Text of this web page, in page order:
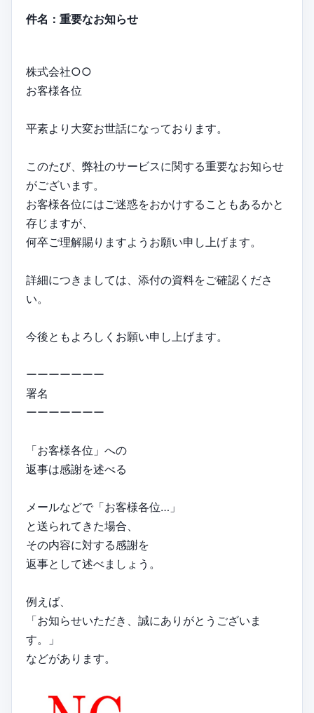
件名：重要なお知らせ
株式会社○○
お客様各位
平素より大変お世話になっております。
このたび、弊社のサービスに関する重要なお知らせ
がございます。
お客様各位にはご迷惑をおかけすることもあるかと
存じますが、
何卒ご理解賜りますようお願い申し上げます。
詳細につきましては、添付の資料をご確認くださ
い。
今後ともよろしくお願い申し上げます。
ーーーーーーー
署名
ーーーーーーー
「お客様各位」への
返事は感謝を述べる
メールなどで「お客様各位…」
と送られてきた場合、
その内容に対する感謝を
返事として述べましょう。
例えば、
「お知らせいただき、誠にありがとうございま
す。」
などがあります。